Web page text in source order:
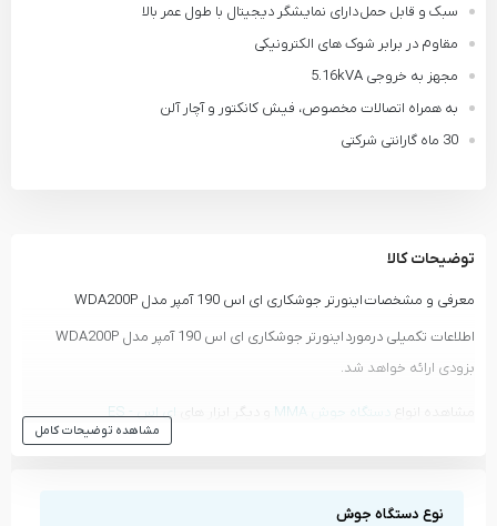
سبک و قابل حمل دارای نمایشگر دیجیتال با طول عمر بالا
مقاوم در برابر شوک های الکترونیکی
مجهز به خروجی 5.16kVA
به همراه اتصالات مخصوص، فیش کانکتور و آچار آلن
30 ماه گارانتی شرکتی
توضیحات کالا
معرفی و مشخصات اینورتر جوشکاری ای اس 190 آمپر مدل WDA200P
اطلاعات تکمیلی درمورد اینورتر جوشکاری ای اس 190 آمپر مدل WDA200P
بزودی ارائه خواهد شد.
مشاهده انواع دستگاه جوش MMA و دیگر ابزار های ای اس - ES
مشاهده توضیحات کامل
نوع دستگاه جوش